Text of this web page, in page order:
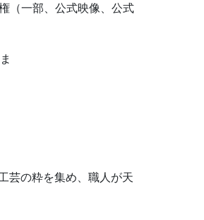
（一部、公式映像、公式
芸の粋を集め、職人が天